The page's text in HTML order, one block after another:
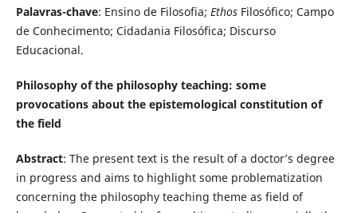
Palavras-chave: Ensino de Filosofia; Ethos Filosófico; Campo
de Conhecimento; Cidadania Filosófica; Discurso
Educacional.
Philosophy of the philosophy teaching: some
provocations about the epistemological constitution of
the field
Abstract: The present text is the result of a doctor’s degree
in progress and aims to highlight some problematization
concerning the philosophy teaching theme as field of